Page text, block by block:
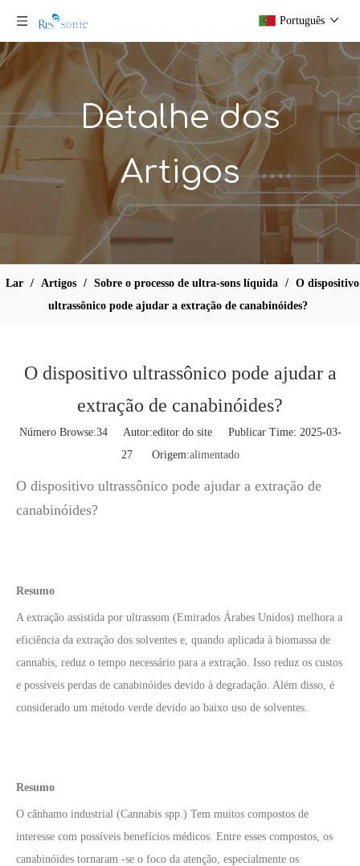
Português
Detalhe dos
Artigos
Lar / Artigos / Sobre o processo de ultra-sons líquida / O dispositivo
ultrassônico pode ajudar a extração de canabinóides?
O dispositivo ultrassônico pode ajudar a
extração de canabinóides?
Número Browse:34Autor:editor do site Publicar Time: 2025-03-
27 Origem:alimentado
O dispositivo ultrassônico pode ajudar a extração de
canabinóides?
Resumo
A extração assistida por ultrassom (Emirados Árabes Unidos) melhora a
eficiência da extração dos solventes e, quando aplicada à biomassa de
cannabis, reduz o tempo necessário para a extração. Isso reduz os custos
e possíveis perdas de canabinóides devido à degradação. Além disso, é
considerado um método verde devido ao baixo uso de solventes.
Resumo
O cânhamo industrial (Cannabis spp.) Tem muitos compostos de
interesse com possíveis benefícios médicos. Entre esses compostos, os
canabinóides tornaram -se o foco da atenção, especialmente os